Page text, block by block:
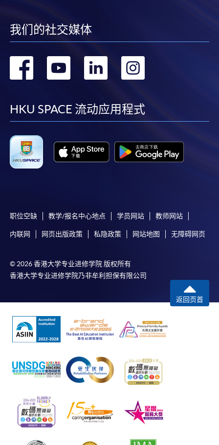
我们的社交媒体
转
facebook
转
youtube
转
linkedin
HKU SPACE 流动应用程式
职位空缺 教学/报名中心地点 学员网站 教师网站
内联网 网页出版政策 私隐政策 网站地图 无障碍网页
© 2026 香港大学专业进修学院 版权所有
香港大学专业进修学院乃非牟利担保有限公司
返回页首